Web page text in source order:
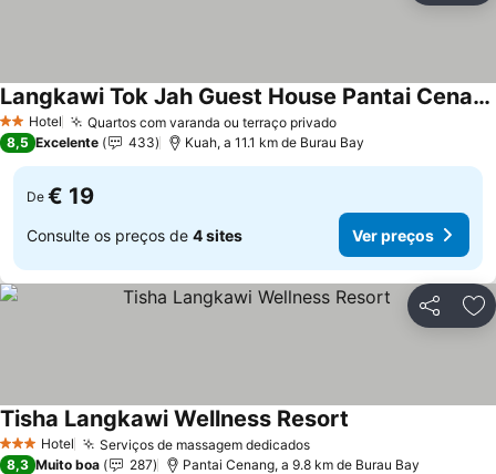
2 Estrelas
Hotel Quartos com varanda ou terraço privadoVer preços
Langkawi Tok Jah Guest House Pantai Cenang
Ver preços
8,5 Excelente 433 Kuah, a 11.1 km de Burau Bay
De € 19
Consulte os preços de 4 sites Ver preços
Partilhar
3 EstrelasHotel Serviços de massagem dedicadosVer preços
Tisha Langkawi Wellness Resort
8,3 Muito boa 287 Pantai Cenang, a 9.8 km de Burau Bay